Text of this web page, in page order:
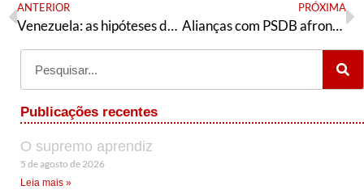
ANTERIOR
Venezuela: as hipóteses de Antonio Martins
PRÓXIMA
Alianças com PSDB afrontam resolução do diretório do PT gaúcho
Publicações recentes
O supremo aprendiz
5 de agosto de 2026
Leia mais »